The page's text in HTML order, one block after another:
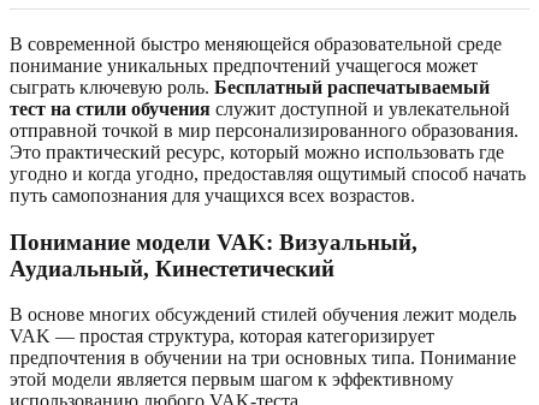
В современной быстро меняющейся образовательной среде
понимание уникальных предпочтений учащегося может
сыграть ключевую роль. Бесплатный распечатываемый
тест на стили обучения служит доступной и увлекательной
отправной точкой в ​​мир персонализированного образования.
Это практический ресурс, который можно использовать где
угодно и когда угодно, предоставляя ощутимый способ начать
путь самопознания для учащихся всех возрастов.
Понимание модели VAK: Визуальный,
Аудиальный, Кинестетический
В основе многих обсуждений стилей обучения лежит модель
VAK — простая структура, которая категоризирует
предпочтения в обучении на три основных типа. Понимание
этой модели является первым шагом к эффективному